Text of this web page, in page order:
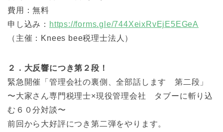
費用：無料
申し込み： https://forms.gle/744XeixRvEjE5EGeA
（主催：Knees bee税理士法人）
２．大反響につき第２段！
緊急開催「管理会社の裏側、全部話します 第二段」
〜大家さん専門税理士×現役管理会社 タブーに斬り込
む６０分対談〜
前回から大好評につき第二弾をやります。